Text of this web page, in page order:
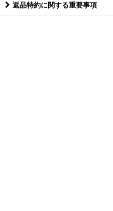
返品特約に関する重要事項